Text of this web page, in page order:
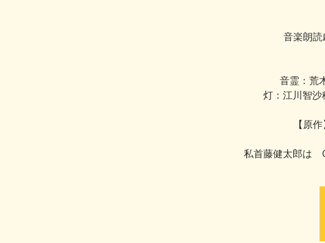
音楽朗読
音霊：荒
灯：江川智
【原
私首藤健太郎は